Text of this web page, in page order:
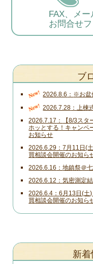
FAX、メー
お問合せ
ブ
New! 2026.8.6 ※お盆
New! 2026.7.28 上棟
2026.7.17
【8/3ス
ホッとする！キャンペ
お知らせ
2026.6.29
7月11日(
買相談会開催のお知ら
2026.6.16 地鎮祭＠七
2026.6.12 気密測定
2026.6.4
6月13日(土
買相談会開催のお知ら
新